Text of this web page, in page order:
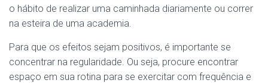
o hábito de realizar uma caminhada diariamente ou correr
na esteira de uma academia.
Para que os efeitos sejam positivos, é importante se
concentrar na regularidade. Ou seja, procure encontrar
espaço em sua rotina para se exercitar com frequência e